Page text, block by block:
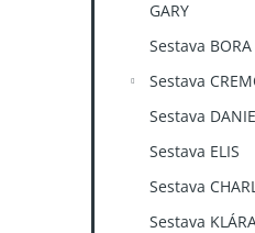
GARY
Sestava BORA
Sestava
Sestava
Sestava ELIS
Sestava
Sestava